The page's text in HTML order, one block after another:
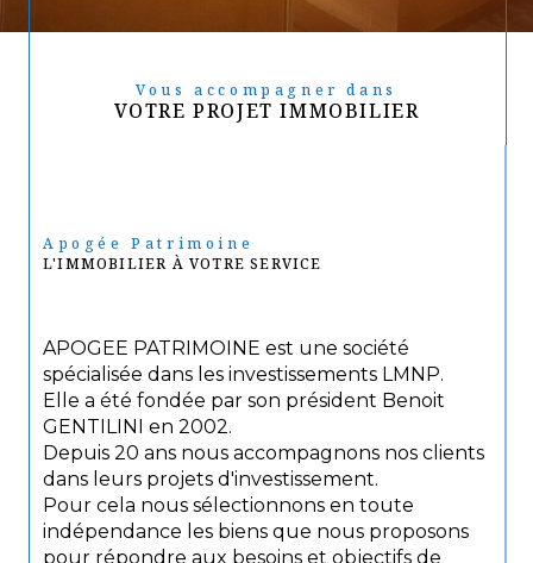
Vous accompagner dans
VOTRE PROJET IMMOBILIER
Apogée Patrimoine
L'IMMOBILIER À VOTRE SERVICE
APOGEE PATRIMOINE est une société
spécialisée dans les investissements LMNP.
Elle a été fondée par son président Benoit
GENTILINI en 2002.
Depuis 20 ans nous accompagnons nos clients
dans leurs projets d'investissement.
Pour cela nous sélectionnons en toute
indépendance les biens que nous proposons
pour répondre aux besoins et objectifs de